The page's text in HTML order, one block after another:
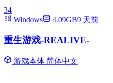
34
Windows
4.09GB9 天前
重生游戏-REALIVE-
游戏本体 简体中文